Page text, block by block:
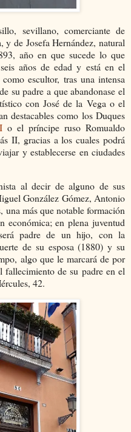
sevillano, comerciante de
y de Josefa Hernández, natural
año en que sucede lo que
años de edad y está en el
escultor, tras una intensa
su padre a que abandonase el
con José de la Vega o el
destacables como los Duques
o el príncipe ruso Romualdo
II, gracias a los cuales podrá
y establecerse en ciudades
al decir de alguno de sus
González Gómez, Antonio
más que notable formación
económica; en plena juventud
padre de un hijo, con la
de su esposa (1880) y su
algo que le marcará de por
de su padre en el
42.